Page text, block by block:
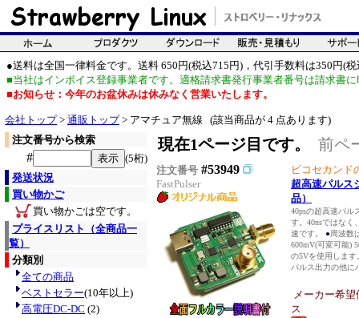
●送料は全国一律料金です。送料 650円(税込715円)，代引手数料は350円(税
■当社はインボイス登録事業者です。適格請求書発行事業者番号は請求書
■お知らせ：今年のお盆休みは休みなく営業いたします。
会社トップ> 通販トップ> アマチュア無線 (該当商品が 4 点あります)
注文番号から検索
#
(5桁)
発送状況
買い物かご
買い物かごは空です。
プライスリスト（全商品一
覧）
分類別
全ての商品
ベストセラー(10年以上)
高電圧DC-DC (2)
現在1ページ目です。 前ペ
注文番号 #53949
FastPulser
ピコセカンド
超高速パルス
品）
40psの超高速パル
す。40nsではなく
速です。 ● 周波数
600mV(可変可能)
の5Vを使用します
パルス出力の他に
メーカー希
ス